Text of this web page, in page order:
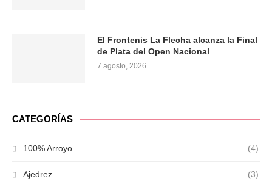
El Frontenis La Flecha alcanza la Final
de Plata del Open Nacional
7 agosto, 2026
CATEGORÍAS
100% Arroyo (4)
Ajedrez (3)